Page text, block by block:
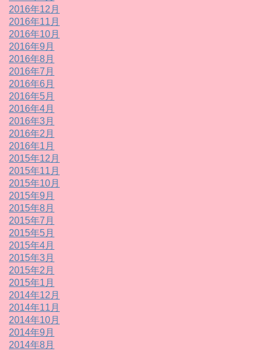
2016年12月
2016年11月
2016年10月
2016年9月
2016年8月
2016年7月
2016年6月
2016年5月
2016年4月
2016年3月
2016年2月
2016年1月
2015年12月
2015年11月
2015年10月
2015年9月
2015年8月
2015年7月
2015年5月
2015年4月
2015年3月
2015年2月
2015年1月
2014年12月
2014年11月
2014年10月
2014年9月
2014年8月